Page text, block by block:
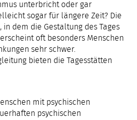
unterbricht oder gar
sogar für längere Zeit? Die
in dem die Gestaltung des Tages
oft besonders Menschen
sehr schwer.
bieten die Tagesstätten
mit psychischen
psychischen